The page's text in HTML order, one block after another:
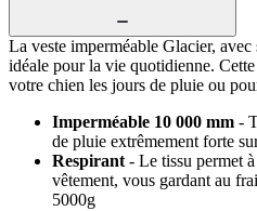
La veste imperméable Glacier,
idéale pour la vie quotidienne.
votre chien les jours de pluie ou
Imperméable 10 000 mm -
de pluie extrêmement forte
Respirant - Le tissu permet
vêtement, vous gardant au
5000g